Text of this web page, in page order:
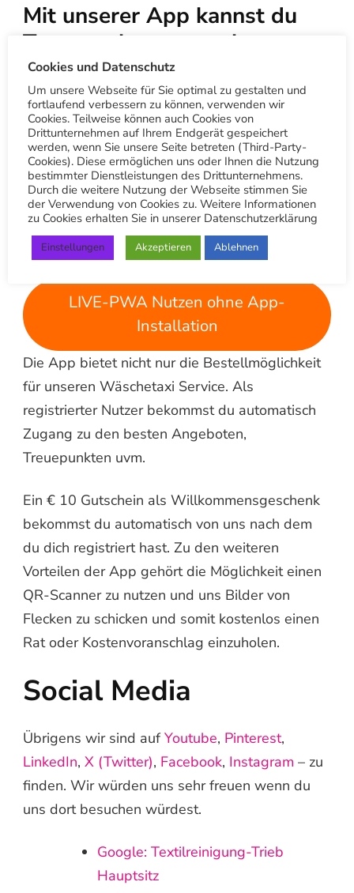
Mit unserer App kannst du
Treuepunkte sammeln,
unseren Wäschetaxi Service
bestellen oder den
kostenlosen QR-Code
Scanner nutzen.
APP Download für iOS/Apple
App Download für Android
LIVE-PWA Nutzen ohne App-
Installation
Die App bietet nicht nur die Bestellmöglichkeit
für unseren Wäschetaxi Service. Als
registrierter Nutzer bekommst du automatisch
Zugang zu den besten Angeboten,
Treuepunkten uvm.
Ein € 10 Gutschein als Willkommensgeschenk
bekommst du automatisch von uns nach dem
du dich registriert hast. Zu den weiteren
Vorteilen der App gehört die Möglichkeit einen
QR-Scanner zu nutzen und uns Bilder von
Flecken zu schicken und somit kostenlos einen
Rat oder Kostenvoranschlag einzuholen.
Social Media
Übrigens wir sind auf Youtube, Pinterest,
LinkedIn, X (Twitter), Facebook, Instagram – zu
finden. Wir würden uns sehr freuen wenn du
uns dort besuchen würdest.
Google: Textilreinigung-Trieb
Hauptsitz
Cookies und Datenschutz
Um unsere Webseite für Sie optimal zu gestalten und
fortlaufend verbessern zu können, verwenden wir
Cookies. Teilweise können auch Cookies von
Drittunternehmen auf Ihrem Endgerät gespeichert
werden, wenn Sie unsere Seite betreten (Third-Party-
Cookies). Diese ermöglichen uns oder Ihnen die Nutzung
bestimmter Dienstleistungen des Drittunternehmens.
Durch die weitere Nutzung der Webseite stimmen Sie
der Verwendung von Cookies zu. Weitere Informationen
zu Cookies erhalten Sie in unserer Datenschutzerklärung
Einstellungen Akzeptieren Ablehnen